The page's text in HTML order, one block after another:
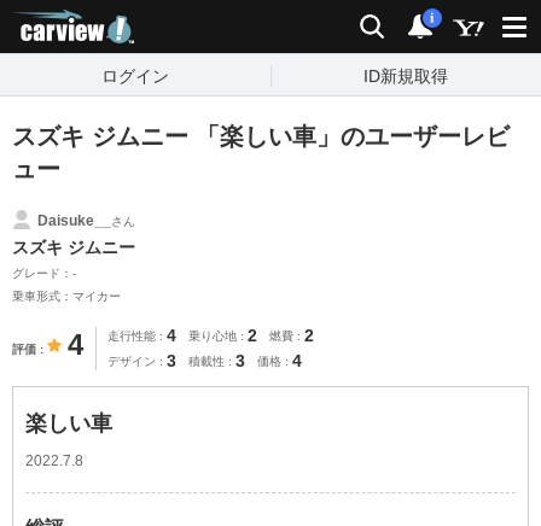
検索 通知
i
ログイン ID新規取得
スズキ ジムニー 「楽しい車」のユーザーレビ
ュー
Daisuke__ さん
スズキ ジムニー
グレード：-
乗車形式：マイカー
評価 4 走行性能 4 乗り心地 2 燃費 2
デザイン 3 積載性 3 価格 4
楽しい車
2022.7.8